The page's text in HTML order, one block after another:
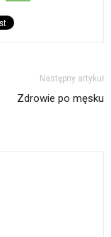
Następny artykuł
Zdrowie po męsku